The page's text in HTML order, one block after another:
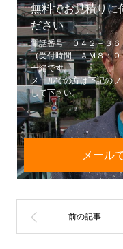
無料でお見積りに
ださい
電話番号 ０４２－３６
（受付時間 ＡＭ８：０
一緒です。
メールでの方は下記の
して下さい。
メール